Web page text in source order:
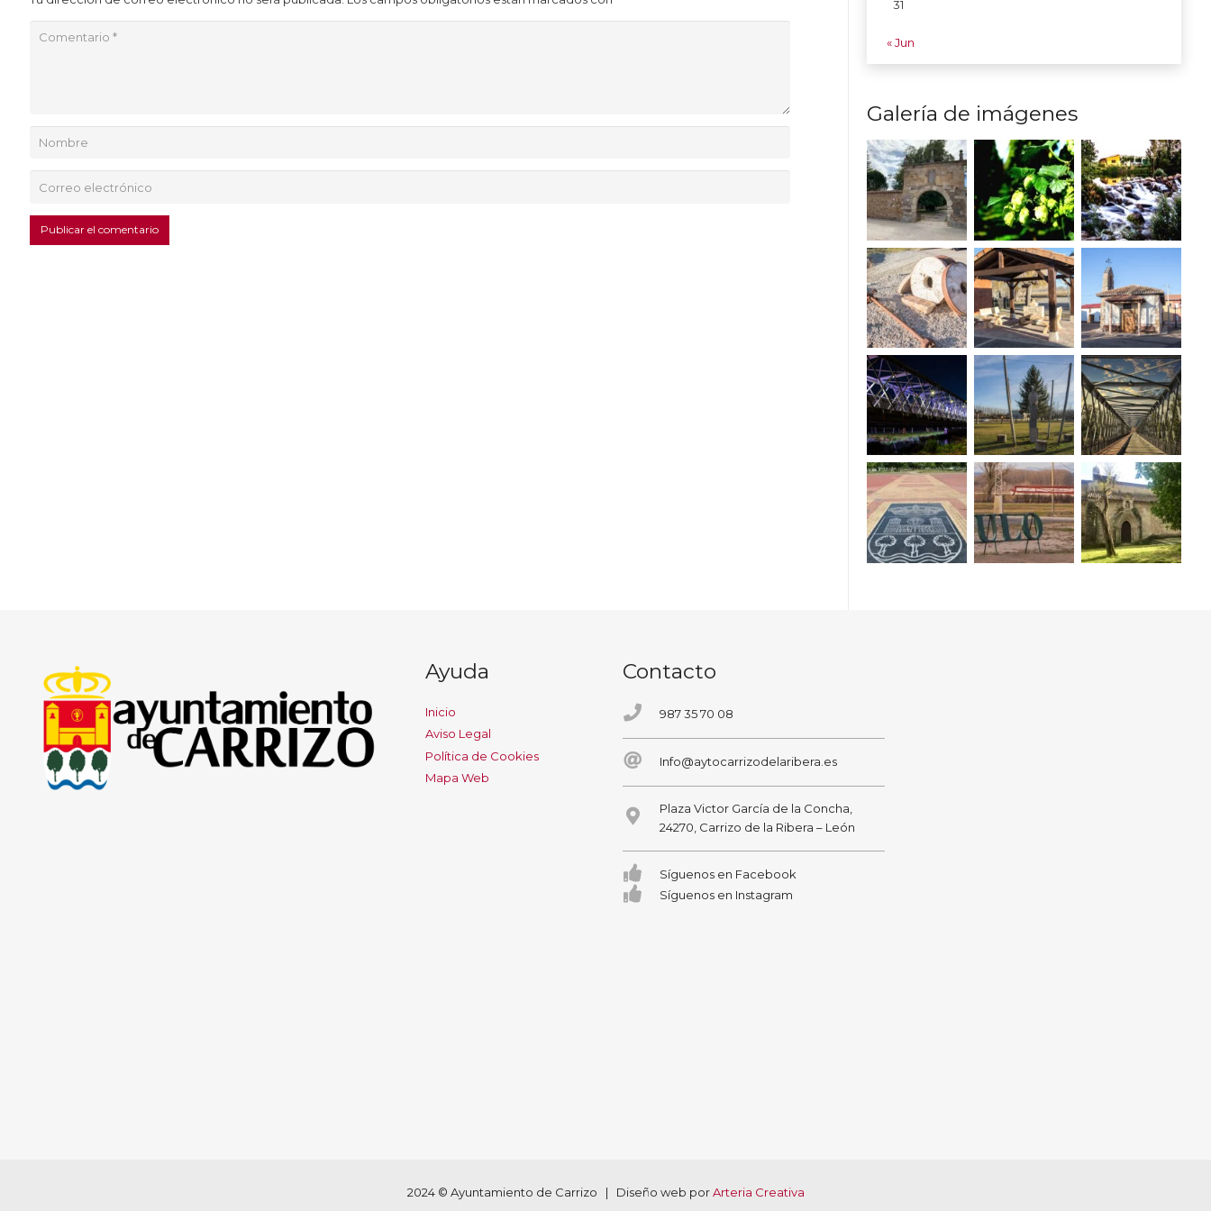
Publicar el comentario
31
« Jun
Galería de imágenes
Ayuda
Inicio
Aviso Legal
Política de Cookies
Mapa Web
Contacto
987 35 70 08
Info@aytocarrizodelaribera.es
Plaza Victor García de la Concha,
24270, Carrizo de la Ribera – León
Síguenos en Facebook
Síguenos en Instagram
2024 © Ayuntamiento de Carrizo | Diseño web porArteria Creativa